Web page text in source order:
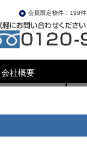
会員限定物件：198件
会社概要